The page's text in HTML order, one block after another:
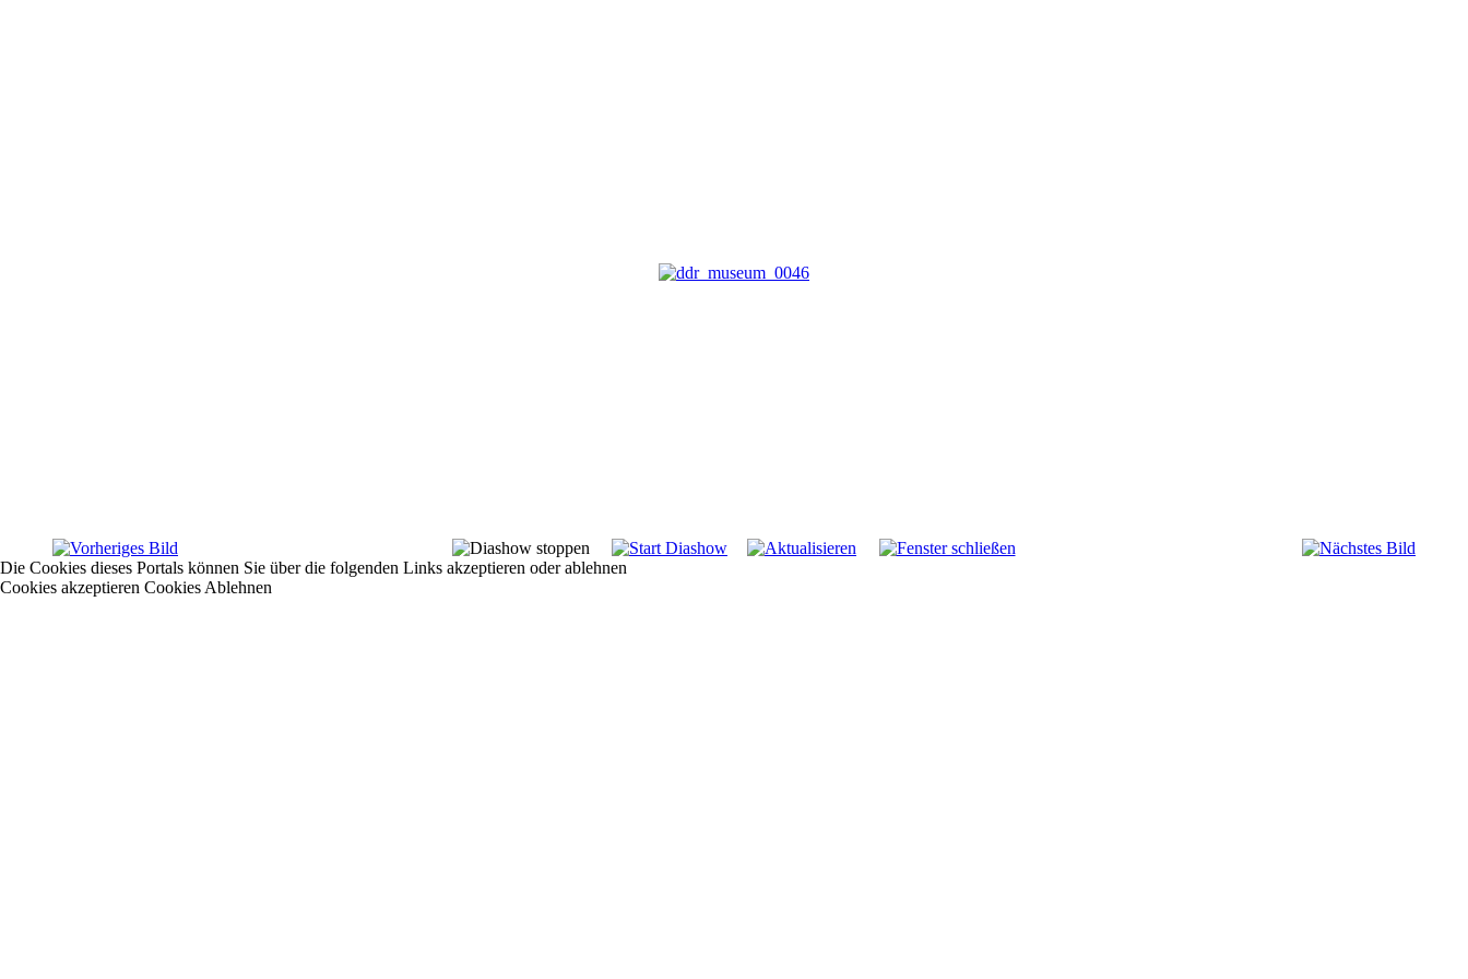
Die Cookies dieses Portals können Sie über die folgenden Links akzeptieren oder ablehnen
Cookies akzeptieren Cookies Ablehnen